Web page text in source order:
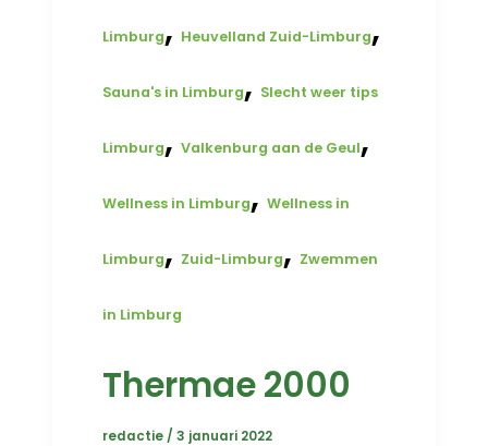
Limburg, Heuvelland Zuid-Limburg,
Sauna's in Limburg, Slecht weer tips
Limburg,Valkenburg aan de Geul,
Wellness in Limburg,Wellness in
Limburg, Zuid-Limburg, Zwemmen
in Limburg
Thermae 2000
redactie /3 januari 2022